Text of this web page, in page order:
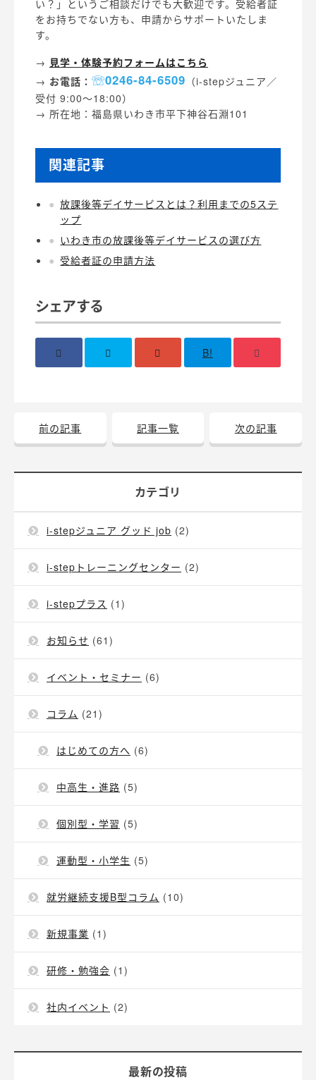
い？」というご相談だけでも大歓迎です。受給者証
をお持ちでない方も、申請からサポートいたしま
す。
→ 見学・体験予約フォームはこちら
→ お電話： 0246-84-6509 （i-stepジュニア／
受付 9:00〜18:00）
→ 所在地：福島県いわき市平下神谷石淵101
関連記事
放課後等デイサービスとは？利用までの5ステ
ップ
いわき市の放課後等デイサービスの選び方
受給者証の申請方法
シェアする
B!
前の記事 記事一覧 次の記事
カテゴリ
i-stepジュニア グッド job (2)
i-stepトレーニングセンター (2)
i-stepプラス (1)
お知らせ (61)
イベント・セミナー (6)
コラム (21)
はじめての方へ (6)
中高生・進路 (5)
個別型・学習 (5)
運動型・小学生 (5)
就労継続支援B型コラム (10)
新規事業 (1)
研修・勉強会 (1)
社内イベント (2)
最新の投稿